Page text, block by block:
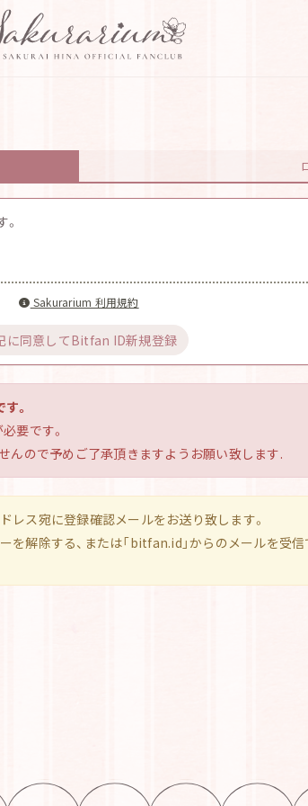
Sakurarium 利用規約
に同意してBitfan ID新規登録
。
要です。
んので予めご了承頂きますようお願い致します.
レス宛に登録確認メールをお送り致します。
解除する、または「bitfan.id」からのメールを受